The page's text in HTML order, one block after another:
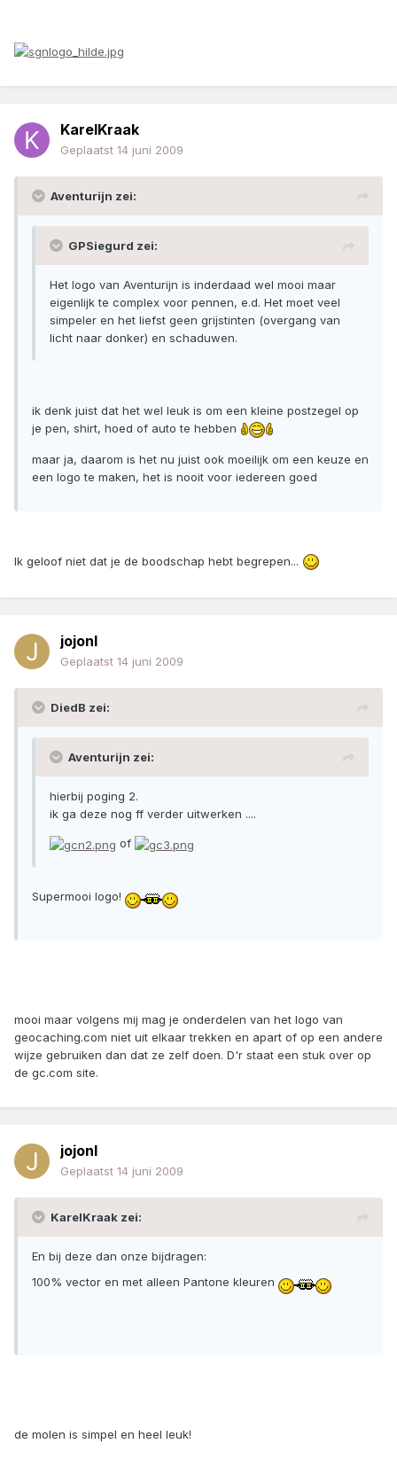
KarelKraak
Geplaatst 14 juni 2009
Aventurijn zei:
GPSiegurd zei:
Het logo van Aventurijn is inderdaad wel mooi maar
eigenlijk te complex voor pennen, e.d. Het moet veel
simpeler en het liefst geen grijstinten (overgang van
licht naar donker) en schaduwen.
ik denk juist dat het wel leuk is om een kleine postzegel op
je pen, shirt, hoed of auto te hebben
maar ja, daarom is het nu juist ook moeilijk om een keuze en
een logo te maken, het is nooit voor iedereen goed
Ik geloof niet dat je de boodschap hebt begrepen...
jojonl
Geplaatst 14 juni 2009
DiedB zei:
Aventurijn zei:
hierbij poging 2.
ik ga deze nog ff verder uitwerken ....
of
Supermooi logo!
mooi maar volgens mij mag je onderdelen van het logo van
geocaching.com niet uit elkaar trekken en apart of op een andere
wijze gebruiken dan dat ze zelf doen. D'r staat een stuk over op
de gc.com site.
jojonl
Geplaatst 14 juni 2009
KarelKraak zei:
En bij deze dan onze bijdragen:
100% vector en met alleen Pantone kleuren
de molen is simpel en heel leuk!